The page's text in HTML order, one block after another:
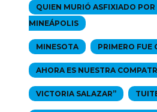
QUIEN MURIÓ ASFIXIADO
MINEÁPOLIS
MINESOTA PRIMERO FUE
AHORA ES NUESTRA
VICTORIA SALAZAR”